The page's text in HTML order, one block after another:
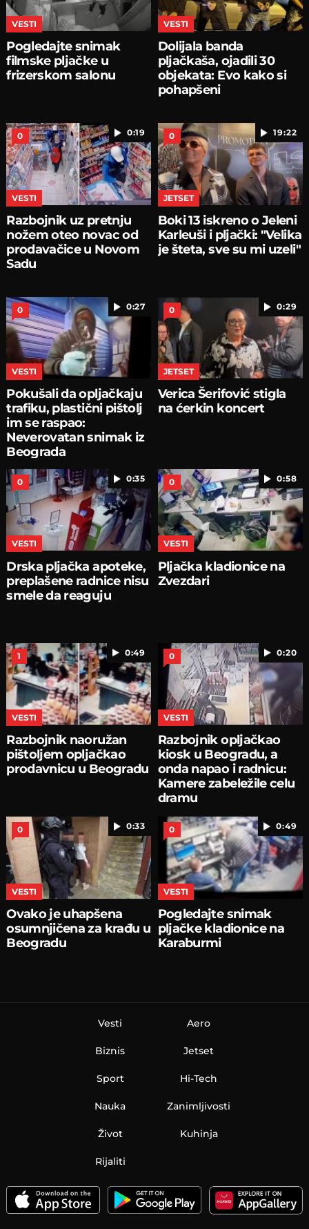
VESTI
Pogledajte snimak
filmske pljačke u
frizerskom salonu
VESTI
Dolijala banda
pljačkaša, ojadili 30
objekata: Evo kako si
pohapšeni
0:19
0
VESTI
Razbojnik uz pretnju
nožem oteo novac od
prodavačice u Novom
Sadu
19:22
0
JETSET
Boki 13 iskreno o Jeleni
Karleuši i pljački: "Velika
je šteta, sve su mi uzeli"
0:27
0
VESTI
Pokušali da opljačkaju
trafiku, plastični pištolj
im se raspao:
Neverovatan snimak iz
Beograda
0:29
0
JETSET
Verica Šerifović stigla
na ćerkin koncert
0:35
0
VESTI
Drska pljačka apoteke,
preplašene radnice nisu
smele da reaguju
0:58
0
VESTI
Pljačka kladionice na
Zvezdari
0:49
1
VESTI
Razbojnik naoružan
pištoljem opljačkao
prodavnicu u Beogradu
0:20
0
VESTI
Razbojnik opljačkao
kiosk u Beogradu, a
onda napao i radnicu:
Kamere zabeležile celu
dramu
0:33
0
VESTI
Ovako je uhapšena
osumnjičena za krađu u
Beogradu
0:49
0
VESTI
Pogledajte snimak
pljačke kladionice na
Karaburmi
Vesti
Biznis
Sport
Nauka
Aero
Jetset
Hi-Tech
Zanimljivosti
Život Kuhinja
Rijaliti